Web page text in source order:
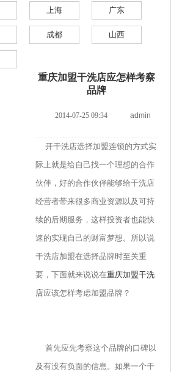
上海 广东
成都 山西
重庆加盟干洗店应怎样考察
品牌
2014-07-25 09:34 admin
开干洗店选择加盟连锁的方式实
际上就是给自己找一个理想的合作
伙伴，好的合作伙伴能够给干洗店
经营者带来很多商业资源以及可持
续的后期服务，这样投资者也能快
速的实现自己的财富梦想。所以说
干洗店加盟在选择品牌时至关重
要，下面就来说说在重庆加盟干洗
店应该怎样考虑加盟品牌？
首先应先考察这个品牌的口碑以
及有没有负面的信息。如果一个干